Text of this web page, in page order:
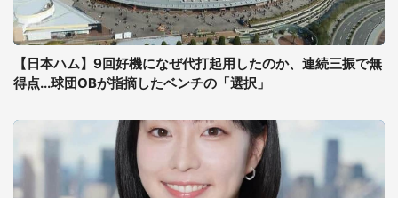
【日本ハム】9回好機になぜ代打起用したのか、連続三振で無
得点...球団OBが指摘したベンチの「選択」